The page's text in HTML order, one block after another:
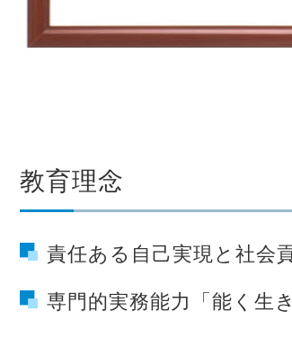
教育理念
責任ある自己実現と社会
専門的実務能力「能く生